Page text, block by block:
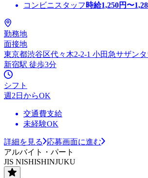
コンビニスタッフ 時給1,250円〜
勤務地
面接地
東京都渋谷区代々木2-2-1 小田急サザン
新宿駅 徒歩3分
シフト
週2日からOK
交通費支給
未経験OK
詳細を見る
応募画面に進む
アルバイト・パート
JIS NISHISHINJUKU